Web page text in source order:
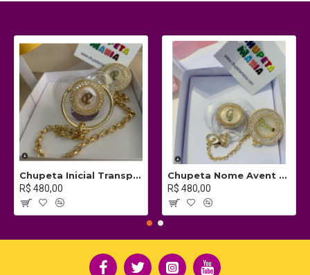
Chupeta Inicial Transparente c/ Prendedor
R$ 480,00
Chupeta Nome Avent c/ Prendedor
R$ 480,00